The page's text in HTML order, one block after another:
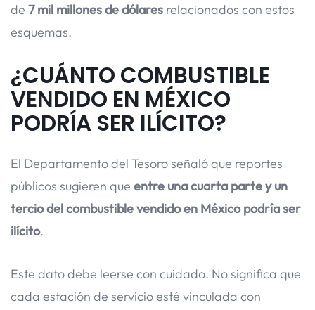
de 7 mil millones de dólares relacionados con estos
esquemas.
¿CUÁNTO COMBUSTIBLE
VENDIDO EN MÉXICO
PODRÍA SER ILÍCITO?
El Departamento del Tesoro señaló que reportes
públicos sugieren que entre una cuarta parte y un
tercio del combustible vendido en México podría ser
ilícito.
Este dato debe leerse con cuidado. No significa que
cada estación de servicio esté vinculada con